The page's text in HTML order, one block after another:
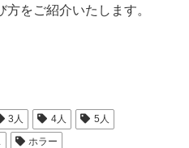
をご紹介いたします。
3人 4人
5人
ホラー